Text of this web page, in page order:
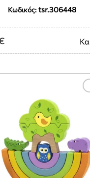
Κωδικός: tsr.306448